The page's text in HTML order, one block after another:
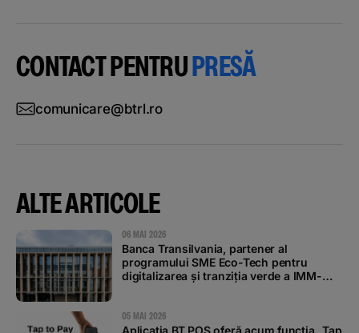
CONTACT PENTRUPRESĂ
comunicare@btrl.ro
ALTE ARTICOLE
06 MAI 2026
Banca Transilvania, partener al
programului SME Eco-Tech pentru
digitalizarea și tranziția verde a IMM-
05 MAI 2026
Aplicația BT POS oferă acum funcția „Tap